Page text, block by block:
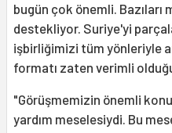
bugün çok önemli. Bazıları
destekliyor. Suriye'yi
işbirliğimizi tüm yönleriyle
formatı zaten verimli
"Görüşmemizin önemli
yardım meselesiydi. Bu